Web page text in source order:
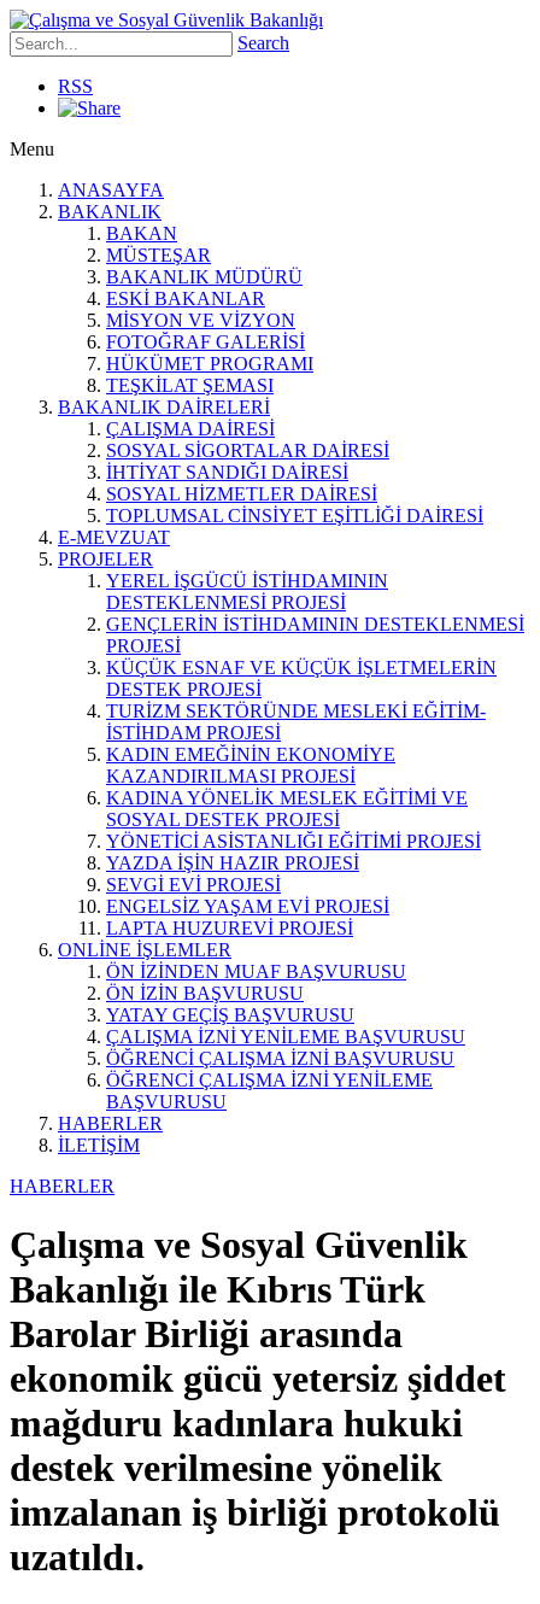
Search
RSS
Menu
ANASAYFA
BAKANLIK
BAKAN
MÜSTEŞAR
BAKANLIK MÜDÜRÜ
ESKİ BAKANLAR
MİSYON VE VİZYON
FOTOĞRAF GALERİSİ
HÜKÜMET PROGRAMI
TEŞKİLAT ŞEMASI
BAKANLIK DAİRELERİ
ÇALIŞMA DAİRESİ
SOSYAL SİGORTALAR DAİRESİ
İHTİYAT SANDIĞI DAİRESİ
SOSYAL HİZMETLER DAİRESİ
TOPLUMSAL CİNSİYET EŞİTLİĞİ DAİRESİ
E-MEVZUAT
PROJELER
YEREL İŞGÜCÜ İSTİHDAMININ
DESTEKLENMESİ PROJESİ
GENÇLERİN İSTİHDAMININ DESTEKLENMESİ
PROJESİ
KÜÇÜK ESNAF VE KÜÇÜK İŞLETMELERİN
DESTEK PROJESİ
TURİZM SEKTÖRÜNDE MESLEKİ EĞİTİM-
İSTİHDAM PROJESİ
KADIN EMEĞİNİN EKONOMİYE
KAZANDIRILMASI PROJESİ
KADINA YÖNELİK MESLEK EĞİTİMİ VE
SOSYAL DESTEK PROJESİ
YÖNETİCİ ASİSTANLIĞI EĞİTİMİ PROJESİ
YAZDA İŞİN HAZIR PROJESİ
SEVGİ EVİ PROJESİ
ENGELSİZ YAŞAM EVİ PROJESİ
LAPTA HUZUREVİ PROJESİ
ONLİNE İŞLEMLER
ÖN İZİNDEN MUAF BAŞVURUSU
ÖN İZİN BAŞVURUSU
YATAY GEÇİŞ BAŞVURUSU
ÇALIŞMA İZNİ YENİLEME BAŞVURUSU
ÖĞRENCİ ÇALIŞMA İZNİ BAŞVURUSU
ÖĞRENCİ ÇALIŞMA İZNİ YENİLEME
BAŞVURUSU
HABERLER
İLETİŞİM
HABERLER
Çalışma ve Sosyal Güvenlik
Bakanlığı ile Kıbrıs Türk
Barolar Birliği arasında
ekonomik gücü yetersiz şiddet
mağduru kadınlara hukuki
destek verilmesine yönelik
imzalanan iş birliği protokolü
uzatıldı.